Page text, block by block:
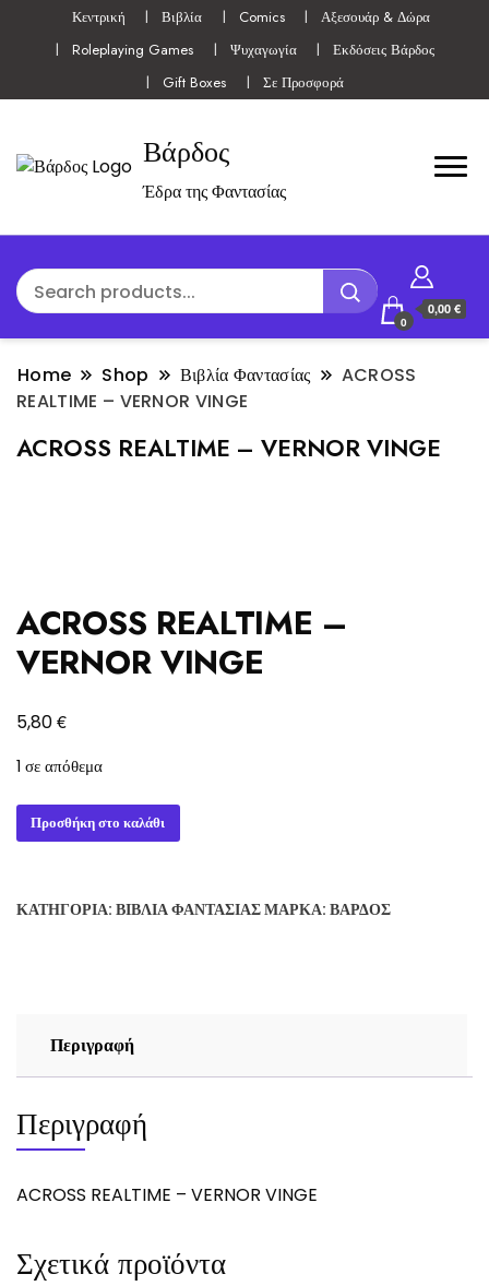
Κεντρική Βιβλία Comics
Αξεσουάρ & Δώρα
Roleplaying Games
Ψυχαγωγία
Εκδόσεις Βάρδος
Gift Boxes
Σε Προσφορά
Βάρδος
Έδρα της Φαντασίας
0
0,00 €
Home Shop Βιβλία Φαντασίας
ACROSS
REALTIME – VERNOR VINGE
ACROSS REALTIME – VERNOR VINGE
ACROSS REALTIME –
VERNOR VINGE
5,80€
1 σε απόθεμα
ACROSS
REALTIME
VINGE
Προσθήκη στο καλάθι
ΚΑΤΗΓΟΡΊΑ: ΒΙΒΛΊΑ ΦΑΝΤΑΣΊΑΣΜΆΡΚΑ: ΒΆΡΔΟΣ
Περιγραφή
Περιγραφή
ACROSS REALTIME – VERNOR VINGE
Σχετικά προϊόντα